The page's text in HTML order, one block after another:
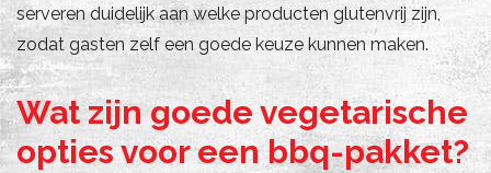
serveren duidelijk aan welke producten glutenvrij zijn,
zodat gasten zelf een goede keuze kunnen maken.
Wat zijn goede vegetarische
opties voor een bbq-pakket?